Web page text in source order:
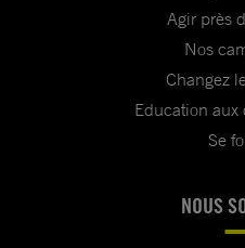
Agir près
Nos
Changez
Education
Se
NOUS